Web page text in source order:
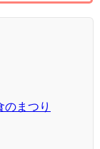
のまつり